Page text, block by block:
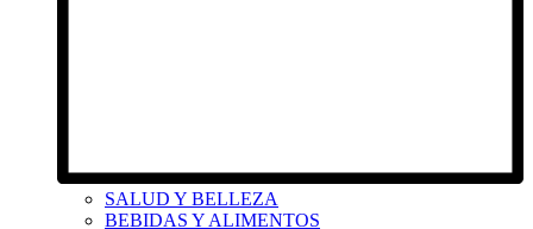
SALUD Y BELLEZA
BEBIDAS Y ALIMENTOS